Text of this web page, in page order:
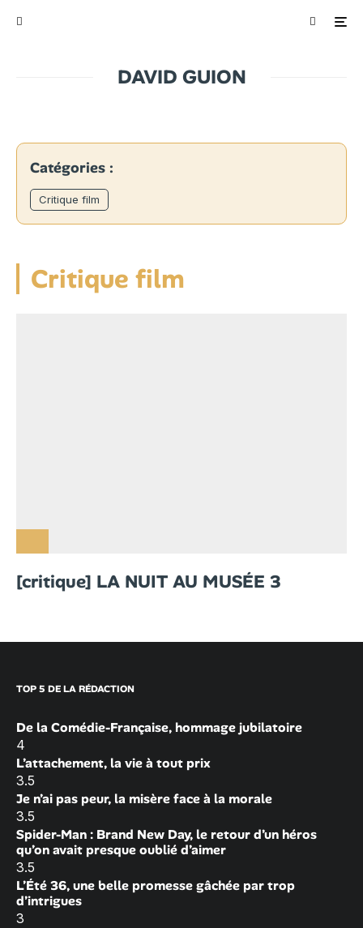
DAVID GUION
Catégories :
Critique film
Critique film
[critique] LA NUIT AU MUSÉE 3
TOP 5 DE LA RÉDACTION
De la Comédie-Française, hommage jubilatoire
4
L’attachement, la vie à tout prix
3.5
Je n’ai pas peur, la misère face à la morale
3.5
Spider-Man : Brand New Day, le retour d’un héros
qu’on avait presque oublié d’aimer
3.5
L’Été 36, une belle promesse gâchée par trop
d’intrigues
3